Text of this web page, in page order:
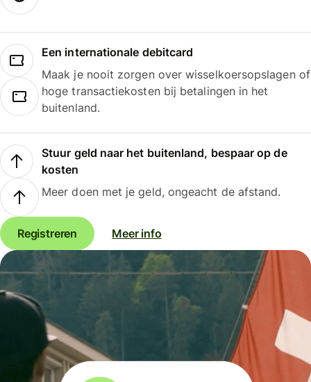
Een internationale debitcard
Maak je nooit zorgen over wisselkoersopslagen of
hoge transactiekosten bij betalingen in het
buitenland.
Stuur geld naar het buitenland, bespaar op de
kosten
Meer doen met je geld, ongeacht de afstand.
Registreren Meer info